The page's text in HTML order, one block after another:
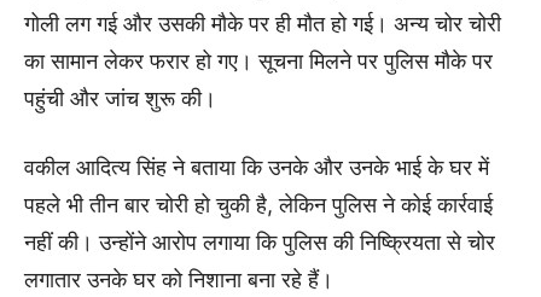
गोली लग गई और उसकी मौके पर ही मौत हो गई। अन्य चोर चोरी
का सामान लेकर फरार हो गए। सूचना मिलने पर पुलिस मौके पर
पहुंची और जांच शुरू की।
वकील आदित्य सिंह ने बताया कि उनके और उनके भाई के घर में
पहले भी तीन बार चोरी हो चुकी है, लेकिन पुलिस ने कोई कार्रवाई
नहीं की। उन्होंने आरोप लगाया कि पुलिस की निष्क्रियता से चोर
लगातार उनके घर को निशाना बना रहे हैं।